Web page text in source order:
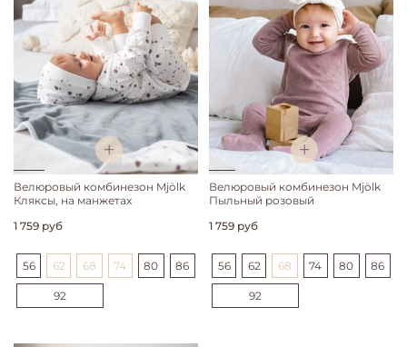
Велюровый комбинезон Mjölk
Кляксы, на манжетах
1 759 руб
56 62 68 74 80 86
92
Велюровый комбинезон Mjölk
Пыльный розовый
1 759 руб
56 62 68 74 80 86
92